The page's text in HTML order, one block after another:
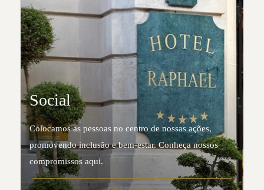
Social
Colocamos as pessoas no centro de nossas ações,
promovendo inclusão e bem-estar. Conheça nossos
compromissos aqui.